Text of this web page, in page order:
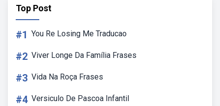
Top Post
#1 You Re Losing Me Traducao
#2 Viver Longe Da Família Frases
#3 Vida Na Roça Frases
#4 Versiculo De Pascoa Infantil